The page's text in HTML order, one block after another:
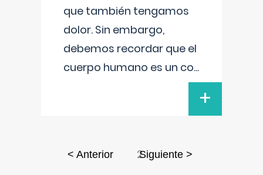
que también tengamos
dolor. Sin embargo,
debemos recordar que el
cuerpo humano es un co...
+
< Anterior 2Siguiente >